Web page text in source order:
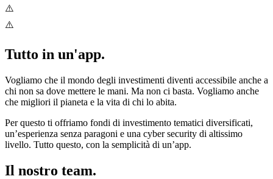
Tutto in un'app.
Vogliamo che il mondo degli investimenti diventi accessibile anche a
chi non sa dove mettere le mani. Ma non ci basta. Vogliamo anche
che migliori il pianeta e la vita di chi lo abita.
Per questo ti offriamo fondi di investimento tematici diversificati,
un’esperienza senza paragoni e una cyber security di altissimo
livello. Tutto questo, con la semplicità di un’app.
Il nostro team.